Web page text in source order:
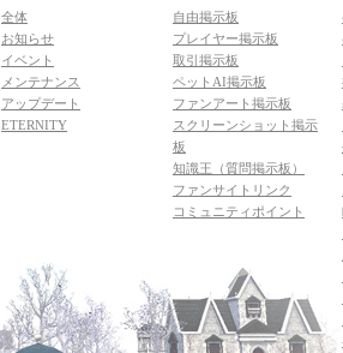
全体
お知らせ
イベント
メンテナンス
アップデート
ETERNITY
自由掲示板
プレイヤー掲示板
取引掲示板
ペットAI掲示板
ファンアート掲示板
スクリーンショット掲示
板
知識王（質問掲示板）
ファンサイトリンク
コミュニティポイント